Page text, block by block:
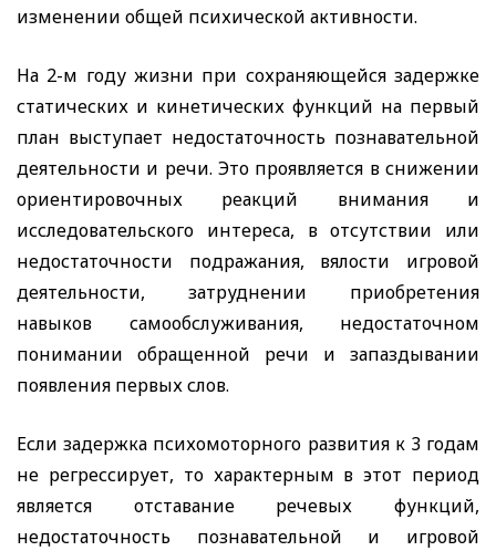
изменении общей психической активности.
На 2-м году жизни при сохраняющейся задержке
статических и кинетических функций на первый
план выступает недостаточность познавательной
деятельности и речи. Это проявляется в снижении
ориентировочных реакций внимания и
исследовательского интереса, в отсутствии или
недостаточности подражания, вялости игровой
деятельности, затруднении приобретения
навыков самообслуживания, недостаточном
понимании обращенной речи и запаздывании
появления первых слов.
Если задержка психомоторного развития к 3 годам
не регрессирует, то характерным в этот период
является отставание речевых функций,
недостаточность познавательной и игровой